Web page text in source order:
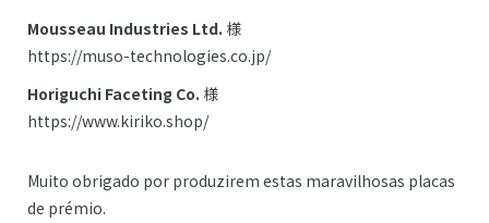
Mousseau Industries Ltd. 様
https://muso-technologies.co.jp/
Horiguchi Faceting Co. 様
https://www.kiriko.shop/
Muito obrigado por produzirem estas maravilhosas placas
de prémio.